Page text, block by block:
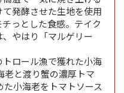
発酵させた生地を使用
っとした食感。テイク
やはり「マルゲリー
ロール漁で獲れた小海
老と渡り蟹の濃厚トマ
た小海老をトマトソース